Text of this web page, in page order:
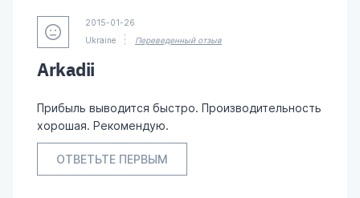
2015-01-26
Ukraine
Переведенный отзыв
Arkadii
Прибыль выводится быстро. Производительность
хорошая. Рекомендую.
ОТВЕТЬТЕ ПЕРВЫМ